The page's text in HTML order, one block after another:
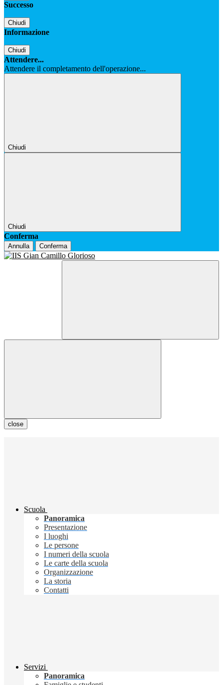
Successo
Chiudi
Informazione
Chiudi
Attendere...
Attendere il completamento dell'operazione...
Chiudi
Chiudi
Conferma
Annulla Conferma
close
Scuola
Panoramica
Presentazione
I luoghi
Le persone
I numeri della scuola
Le carte della scuola
Organizzazione
La storia
Contatti
Servizi
Panoramica